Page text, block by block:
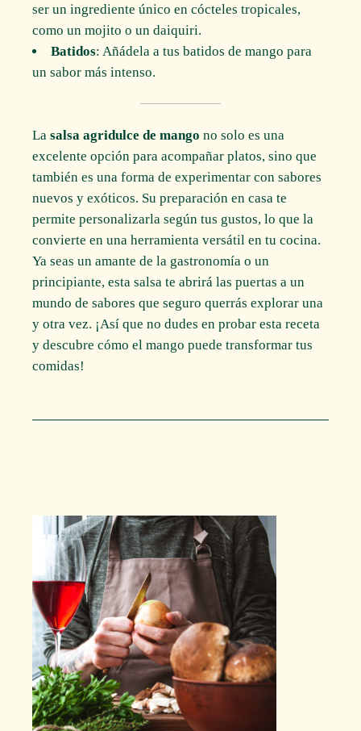
ser un ingrediente único en cócteles tropicales,
como un mojito o un daiquiri.
Batidos: Añádela a tus batidos de mango para
un sabor más intenso.
Lasalsa agridulce de mango no solo es una
excelente opción para acompañar platos, sino que
también es una forma de experimentar con sabores
nuevos y exóticos. Su preparación en casa te
permite personalizarla según tus gustos, lo que la
convierte en una herramienta versátil en tu cocina.
Ya seas un amante de la gastronomía o un
principiante, esta salsa te abrirá las puertas a un
mundo de sabores que seguro querrás explorar una
y otra vez. ¡Así que no dudes en probar esta receta
y descubre cómo el mango puede transformar tus
comidas!